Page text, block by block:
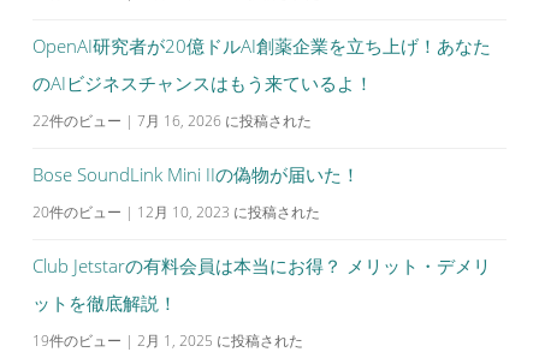
OpenAI研究者が20億ドルAI創薬企業を立ち上げ！あなた
のAIビジネスチャンスはもう来ているよ！
22件のビュー | 7月 16, 2026 に投稿された
Bose SoundLink Mini IIの偽物が届いた！
20件のビュー | 12月 10, 2023 に投稿された
Club Jetstarの有料会員は本当にお得？ メリット・デメリ
ットを徹底解説！
19件のビュー | 2月 1, 2025 に投稿された